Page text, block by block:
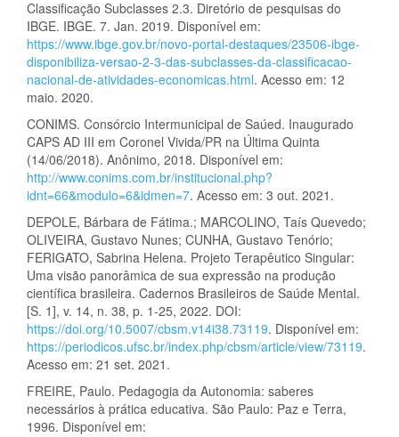
Classificação Subclasses 2.3. Diretório de pesquisas do
IBGE. IBGE. 7. Jan. 2019. Disponível em:
https://www.ibge.gov.br/novo-portal-destaques/23506-ibge-
disponibiliza-versao-2-3-das-subclasses-da-classificacao-
nacional-de-atividades-economicas.html. Acesso em: 12
maio. 2020.
CONIMS. Consórcio Intermunicipal de Saúed. Inaugurado
CAPS AD III em Coronel Vivida/PR na Última Quinta
(14/06/2018). Anônimo, 2018. Disponível em:
http://www.conims.com.br/institucional.php?
idnt=66&modulo=6&idmen=7. Acesso em: 3 out. 2021.
DEPOLE, Bárbara de Fátima.; MARCOLINO, Taís Quevedo;
OLIVEIRA, Gustavo Nunes; CUNHA, Gustavo Tenório;
FERIGATO, Sabrina Helena. Projeto Terapêutico Singular:
Uma visão panorâmica de sua expressão na produção
científica brasileira. Cadernos Brasileiros de Saúde Mental.
[S. 1], v. 14, n. 38, p. 1-25, 2022. DOI:
https://doi.org/10.5007/cbsm.v14i38.73119. Disponível em:
https://periodicos.ufsc.br/index.php/cbsm/article/view/73119.
Acesso em: 21 set. 2021.
FREIRE, Paulo. Pedagogia da Autonomia: saberes
necessários à prática educativa. São Paulo: Paz e Terra,
1996. Disponível em: